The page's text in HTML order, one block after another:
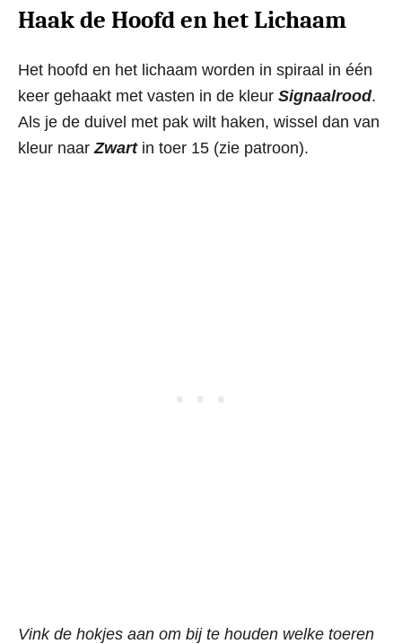
Haak de Hoofd en het Lichaam
Het hoofd en het lichaam worden in spiraal in één
keer gehaakt met vasten in de kleur Signaalrood.
Als je de duivel met pak wilt haken, wissel dan van
kleur naarZwartin toer 15 (zie patroon).
Vink de hokjes aan om bij te houden welke toeren